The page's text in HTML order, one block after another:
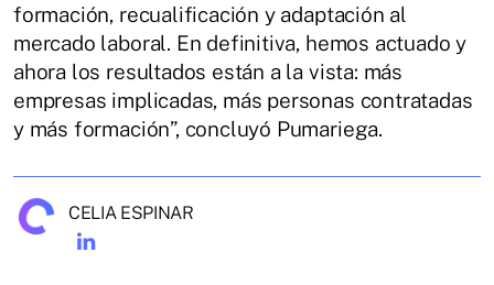
formación, recualificación y adaptación al
mercado laboral. En definitiva, hemos actuado y
ahora los resultados están a la vista: más
empresas implicadas, más personas contratadas
y más formación”, concluyó Pumariega.
CELIA ESPINAR